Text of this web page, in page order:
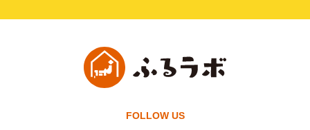
FOLLOW US